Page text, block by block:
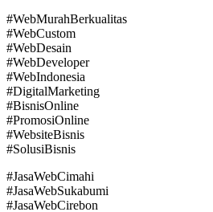
#WebMurahBerkualitas
#WebCustom
#WebDesain
#WebDeveloper
#WebIndonesia
#DigitalMarketing
#BisnisOnline
#PromosiOnline
#WebsiteBisnis
#SolusiBisnis
#JasaWebCimahi
#JasaWebSukabumi
#JasaWebCirebon